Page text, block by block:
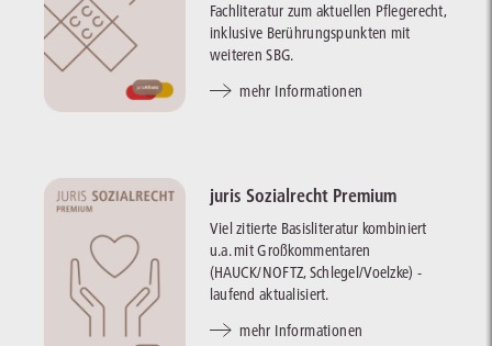
Fachliteratur zum aktuellen Pflegerecht,
inklusive Berührungspunkten mit
weiteren SBG.
mehr Informationen
juris Sozialrecht Premium
Viel zitierte Basisliteratur kombiniert
u.a. mit Großkommentaren
(HAUCK/NOFTZ, Schlegel/Voelzke) -
laufend aktualisiert.
mehr Informationen